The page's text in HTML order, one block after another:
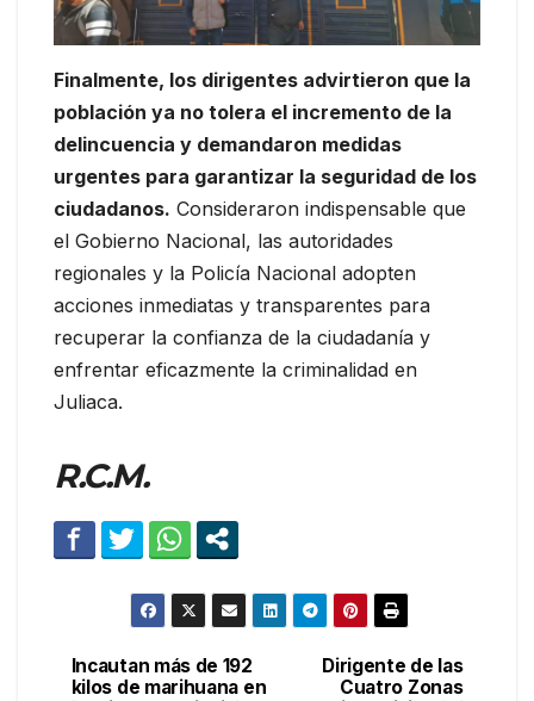
Finalmente, los dirigentes advirtieron que la
población ya no tolera el incremento de la
delincuencia y demandaron medidas
urgentes para garantizar la seguridad de los
ciudadanos. Consideraron indispensable que
el Gobierno Nacional, las autoridades
regionales y la Policía Nacional adopten
acciones inmediatas y transparentes para
recuperar la confianza de la ciudadanía y
enfrentar eficazmente la criminalidad en
Juliaca.
R.C.M.
Navegación
Dirigente de las
Cuatro Zonas
Incautan más de 192
kilos de marihuana en